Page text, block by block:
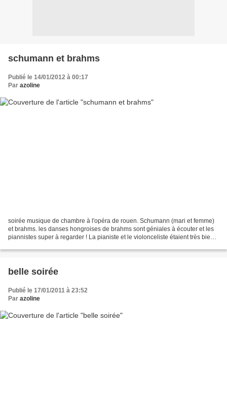
schumann et brahms
Publié le 14/01/2012 à 00:17
Par azoline
soirée musique de chambre à l'opéra de rouen. Schumann (mari et femme)
et brahms. les danses hongroises de brahms sont géniales à écouter et les
piannistes super à regarder ! La pianiste et le violonceliste étaient très bien.
belle soirée
Publié le 17/01/2011 à 23:52
Par azoline